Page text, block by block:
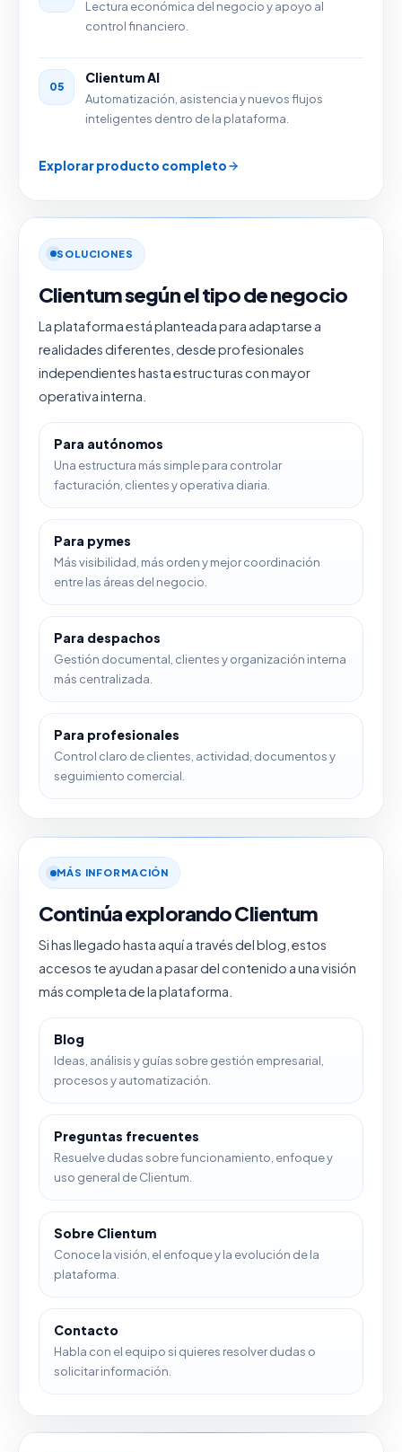
Lectura económica del negocio y apoyo al
control financiero.
05
Clientum AI
Automatización, asistencia y nuevos flujos
inteligentes dentro de la plataforma.
Explorar producto completo
SOLUCIONES
Clientum según el tipo de negocio
La plataforma está planteada para adaptarse a
realidades diferentes, desde profesionales
independientes hasta estructuras con mayor
operativa interna.
Para autónomos
Una estructura más simple para controlar
facturación, clientes y operativa diaria.
Para pymes
Más visibilidad, más orden y mejor coordinación
entre las áreas del negocio.
Para despachos
Gestión documental, clientes y organización interna
más centralizada.
Para profesionales
Control claro de clientes, actividad, documentos y
seguimiento comercial.
MÁS INFORMACIÓN
Continúa explorando Clientum
Si has llegado hasta aquí a través del blog, estos
accesos te ayudan a pasar del contenido a una visión
más completa de la plataforma.
Blog
Ideas, análisis y guías sobre gestión empresarial,
procesos y automatización.
Preguntas frecuentes
Resuelve dudas sobre funcionamiento, enfoque y
uso general de Clientum.
Sobre Clientum
Conoce la visión, el enfoque y la evolución de la
plataforma.
Contacto
Habla con el equipo si quieres resolver dudas o
solicitar información.